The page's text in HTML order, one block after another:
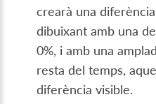
crearà una
dibuixant amb una
0%, i amb una
resta del temps,
diferència visible.